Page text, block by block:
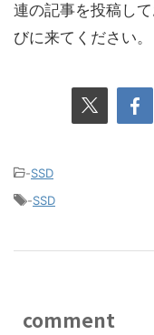
連の記事を投稿し
びに来てください。
-SSD
-SSD
comment